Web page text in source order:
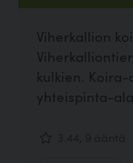
Viherkallion
kulkien.
yhteispinta-ala